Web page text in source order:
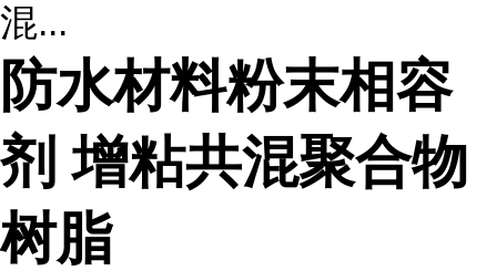
混...
防水材料粉末相容
剂 增粘共混聚合物
树脂